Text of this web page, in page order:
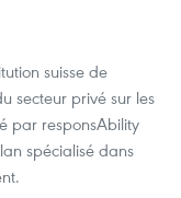
suisse de
secteur privé sur les
par responsAbility
spécialisé dans